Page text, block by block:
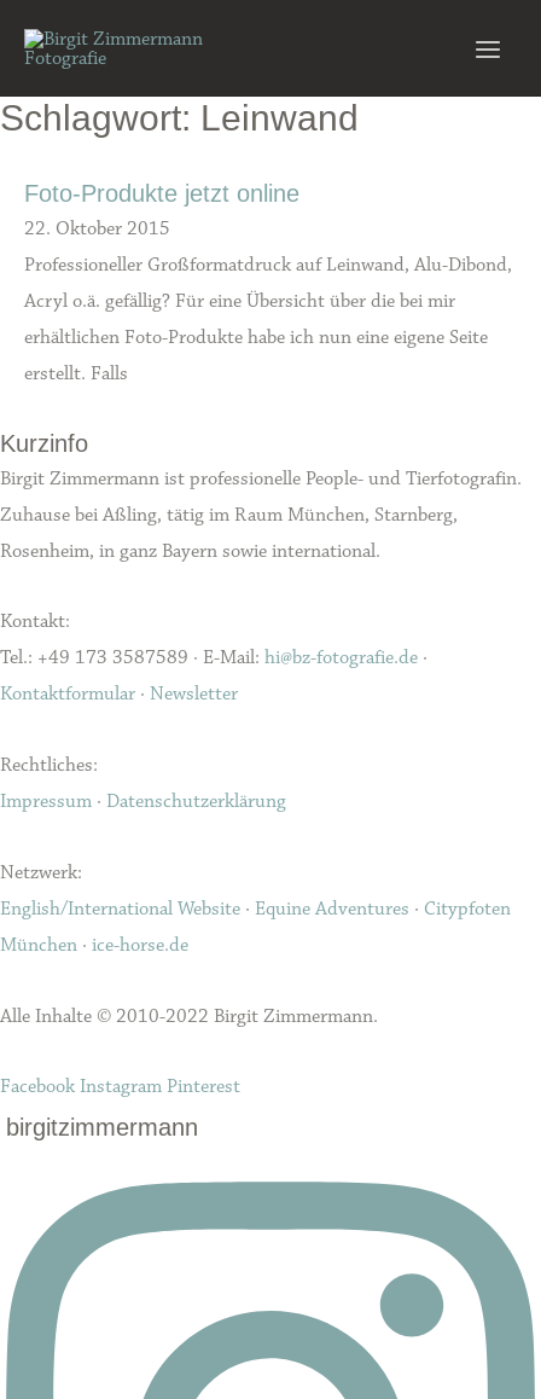
Inhalt
Schlagwort: Leinwand
Foto-Produkte jetzt online
22. Oktober 2015
Professioneller Großformatdruck auf Leinwand, Alu-Dibond,
Acryl o.ä. gefällig? Für eine Übersicht über die bei mir
erhältlichen Foto-Produkte habe ich nun eine eigene Seite
erstellt. Falls
Kurzinfo
Birgit Zimmermann ist professionelle People- und Tierfotografin.
Zuhause bei Aßling, tätig im Raum München, Starnberg,
Rosenheim, in ganz Bayern sowie international.
Kontakt:
Tel.: +49 173 3587589 · E-Mail: hi@bz-fotografie.de ·
Kontaktformular · Newsletter
Rechtliches:
Impressum · Datenschutzerklärung
Netzwerk:
English/International Website · Equine Adventures · Citypfoten
München · ice-horse.de
Alle Inhalte © 2010-2022 Birgit Zimmermann.
Facebook Instagram Pinterest
birgitzimmermann